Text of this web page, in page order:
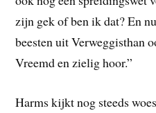
zijn gek of ben ik dat? En
beesten uit Verweggisthan
Vreemd en zielig hoor.”
Harms kijkt nog steeds